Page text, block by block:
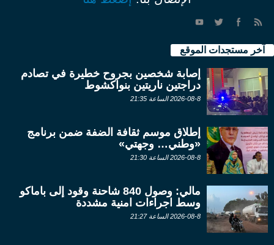
آخر مستجدات الموقع
إصابة شخصين بجروح خطيرة في تصادم
دراجتين ناريتين بنواكشوط
2026-08-8 الساعة 21:35
إطلاق موسم ثقافة الضفة ضمن برنامج
«وطني… وجهتي»
2026-08-8 الساعة 21:30
مالي: وصول 840 شاحنة وقود إلى باماكو
وسط اجراءات امنية مشددة
2026-08-8 الساعة 21:27